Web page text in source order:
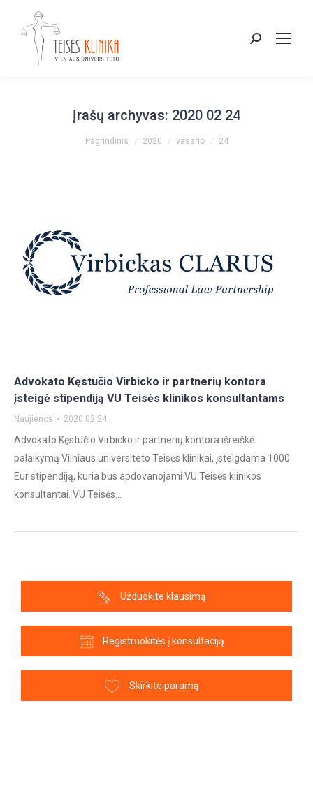
Paieška:
Įrašų archyvas: 2020 02 24
You are here:
Pagrindinis 2020 vasario 24
Advokato Kęstučio Virbicko ir partnerių kontora
įsteigė stipendiją VU Teisės klinikos konsultantams
Naujienos 2020 02 24
Advokato Kęstučio Virbicko ir partnerių kontora išreiškė
palaikymą Vilniaus universiteto Teisės klinikai, įsteigdama 1000
Eur stipendiją, kuria bus apdovanojami VU Teisės klinikos
konsultantai. VU Teisės…
Užduokite klausimą
Registruokitės į konsultaciją
Skirkite paramą